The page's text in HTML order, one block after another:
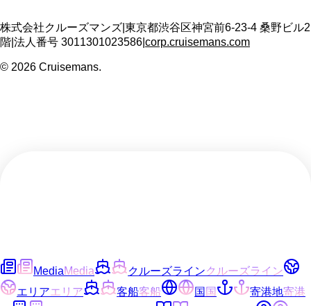
株式会社クルーズマンズ 東京都渋谷区神宮前6-23-4 桑野ビル2
階 法人番号 3011301023586 corp.cruisemans.com
© 2026 Cruisemans.
MediaMedia クルーズラインクルーズライン
エリアエリア 客船客船 国国 寄港地寄港